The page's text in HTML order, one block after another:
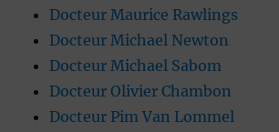
Docteur Maurice Rawlings
Docteur Michael Newton
Docteur Michael Sabom
Docteur Olivier Chambon
Docteur Pim Van Lommel